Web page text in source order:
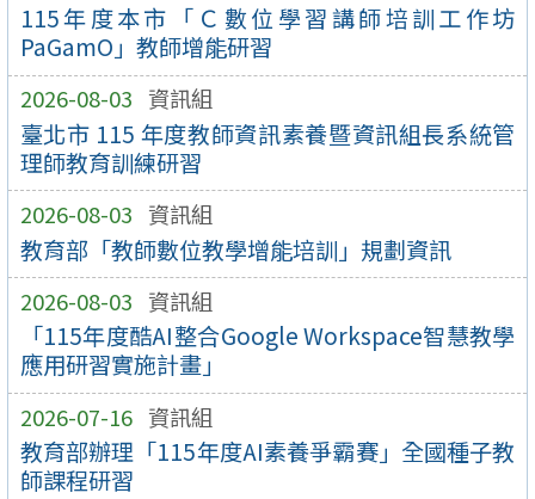
115年度本市「Ｃ數位學習講師培訓工作坊
PaGamO」教師增能研習
2026-08-03 資訊組
臺北市 115 年度教師資訊素養暨資訊組長系統管
理師教育訓練研習
2026-08-03 資訊組
教育部「教師數位教學增能培訓」規劃資訊
2026-08-03 資訊組
「115年度酷AI整合Google Workspace智慧教學
應用研習實施計畫」
2026-07-16 資訊組
教育部辦理「115年度AI素養爭霸賽」全國種子教
師課程研習